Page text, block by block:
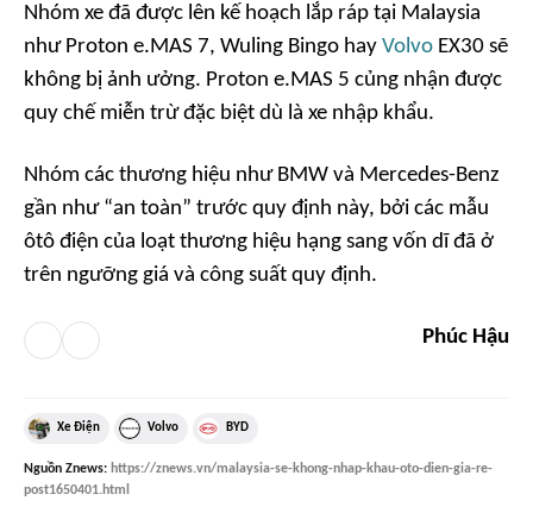
Nhóm xe đã được lên kế hoạch lắp ráp tại Malaysia
như Proton e.MAS 7, Wuling Bingo hay Volvo EX30 sẽ
không bị ảnh ưởng. Proton e.MAS 5 củng nhận được
quy chế miễn trừ đặc biệt dù là xe nhập khẩu.
Nhóm các thương hiệu như BMW và Mercedes-Benz
gần như “an toàn” trước quy định này, bởi các mẫu
ôtô điện của loạt thương hiệu hạng sang vốn dĩ đã ở
trên ngưỡng giá và công suất quy định.
Phúc Hậu
Xe Điện Volvo BYD
Nguồn Znews: https://znews.vn/malaysia-se-khong-nhap-khau-oto-dien-gia-re-
post1650401.html